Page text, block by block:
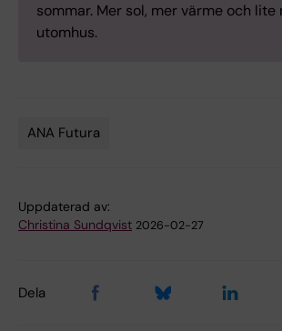
sommar. Mer sol, mer värme och lite
utomhus.
ANA Futura
Uppdaterad av:
Christina Sundqvist 2026-02-27
Dela